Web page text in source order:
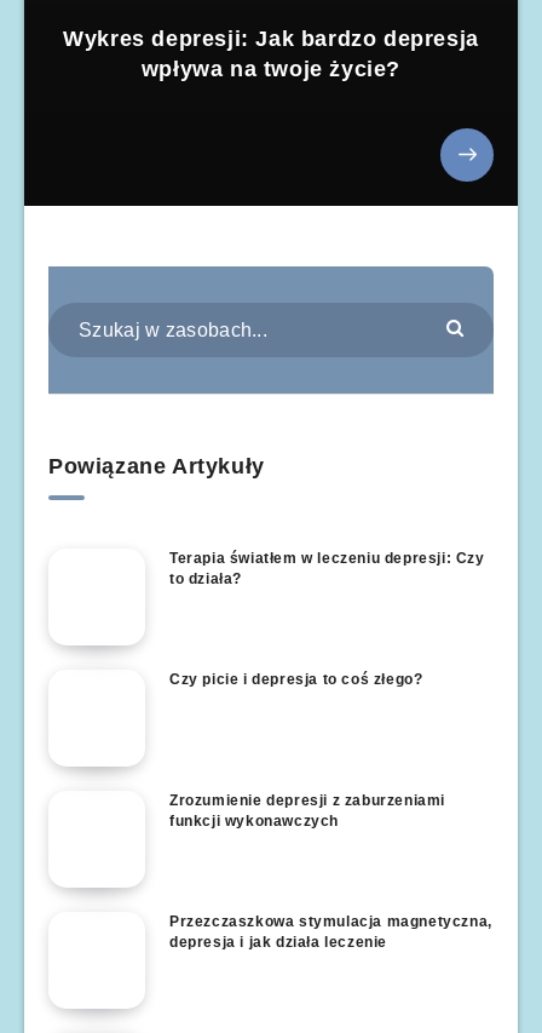
Wykres depresji: Jak bardzo depresja
wpływa na twoje życie?
Powiązane Artykuły
Terapia światłem w leczeniu depresji: Czy
to działa?
Czy picie i depresja to coś złego?
Zrozumienie depresji z zaburzeniami
funkcji wykonawczych
Przezczaszkowa stymulacja magnetyczna,
depresja i jak działa leczenie